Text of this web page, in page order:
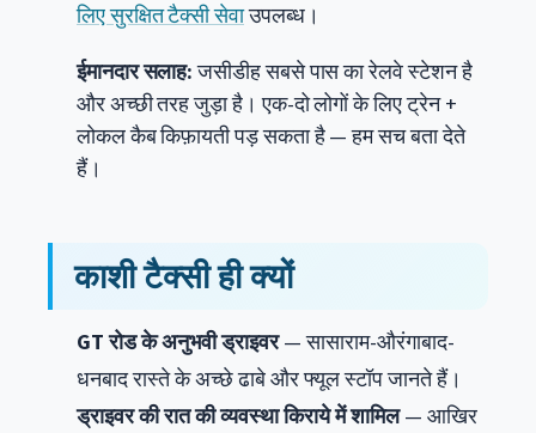
लिए सुरक्षित टैक्सी सेवाउपलब्ध।
ईमानदार सलाह:जसीडीह सबसे पास का रेलवे स्टेशन है
और अच्छी तरह जुड़ा है। एक-दो लोगों के लिए ट्रेन +
लोकल कैब किफ़ायती पड़ सकता है — हम सच बता देते
हैं।
काशी टैक्सी ही क्यों
GT रोड के अनुभवी ड्राइवर— सासाराम-औरंगाबाद-
धनबाद रास्ते के अच्छे ढाबे और फ्यूल स्टॉप जानते हैं।
ड्राइवर की रात की व्यवस्था किराये में शामिल— आखिर